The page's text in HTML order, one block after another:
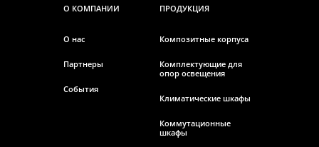
О КОМПАНИИ
О нас
Партнеры
События
ПРОДУКЦИЯ
Композитные корпуса
Комплектующие для
опор освещения
Климатические шкафы
Коммутационные
шкафы